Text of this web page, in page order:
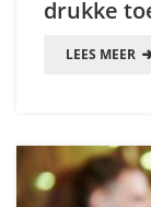
drukke
LEES MEER